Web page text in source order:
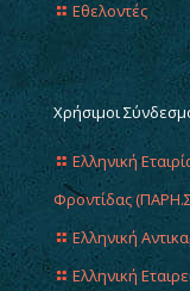
Εθελοντές
Χρήσιμοι
Ελληνική
Φροντίδας
Ελληνική
Ελληνική